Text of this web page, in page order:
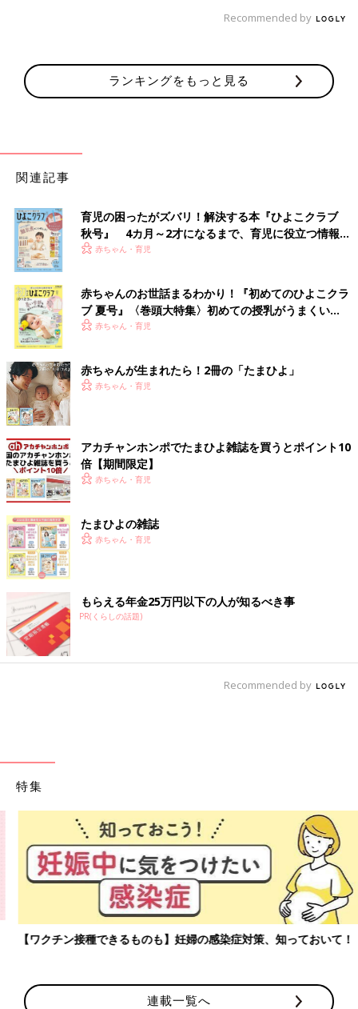
Recommended by
ランキングをもっと見る
関連記事
育児の困ったがズバリ！解決する本『ひよこクラブ
秋号』 4カ月～2才になるまで、育児に役立つ情報が
いっぱい！
赤ちゃん・育児
赤ちゃんのお世話まるわかり！『初めてのひよこクラ
ブ 夏号』〈巻頭大特集〉初めての授乳がうまくい
く！ おっぱい・ミルクの基本と夏のトラブル 解決テ
赤ちゃん・育児
赤ちゃんが生まれたら！2冊の「たまひよ」
赤ちゃん・育児
アカチャンホンポでたまひよ雑誌を買うとポイント10
倍【期間限定】
赤ちゃん・育児
たまひよの雑誌
赤ちゃん・育児
もらえる年金25万円以下の人が知るべき事
PR(くらしの話題)
Recommended by
特集
【ワクチン接種できるものも】妊婦の感染症対策、知っておいて！
連載一覧へ